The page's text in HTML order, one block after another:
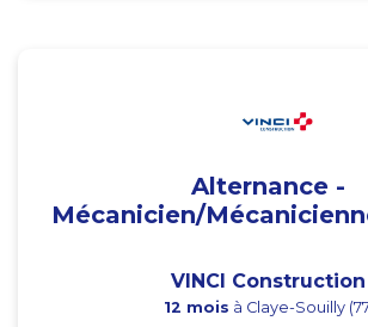
Alternance -
Mécanicien/
VINCI Construction
12 mois à Claye-Souilly